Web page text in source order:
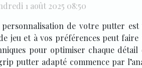
1 août 2025 08:50
personnalisation de votre putter
jeu et à vos préférences peut
pour optimiser chaque
putter adapté commence par